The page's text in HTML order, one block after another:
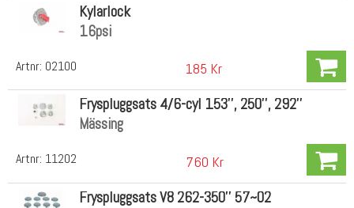
Artnr: 02100
Kylarlock
16psi
185 Kr
Artnr: 11202
Fryspluggsats 4/6-cyl 153'', 250'', 292''
Mässing
760 Kr
Fryspluggsats V8 262-350'' 57~02